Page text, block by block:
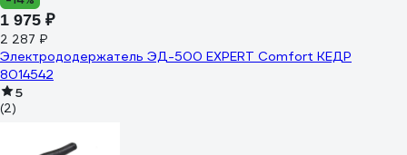
1 975 ₽
2 287 ₽
Электрододержатель ЭД-500 EXPERT Comfort КЕДР
8014542
5
(2)